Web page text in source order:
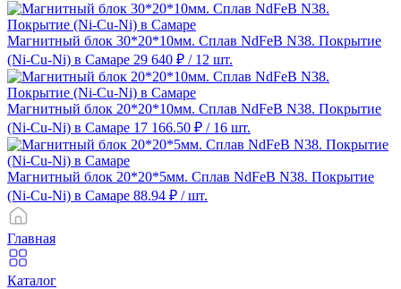
Магнитный блок 30*20*10мм. Сплав NdFeB N38. Покрытие
(Ni-Cu-Ni) в Самаре 29 640 ₽ / 12 шт.
Магнитный блок 20*20*10мм. Сплав NdFeB N38. Покрытие
(Ni-Cu-Ni) в Самаре 17 166.50 ₽ / 16 шт.
Магнитный блок 20*20*5мм. Сплав NdFeB N38. Покрытие
(Ni-Cu-Ni) в Самаре 88.94 ₽ / шт.
Главная
Каталог